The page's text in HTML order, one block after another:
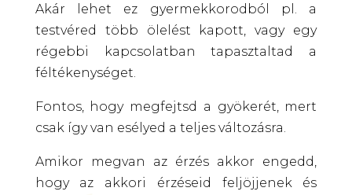
Akár lehet ez gyermekkorodból pl. a
testvéred több ölelést kapott, vagy egy
régebbi kapcsolatban tapasztaltad a
féltékenységet.
Fontos, hogy megfejtsd a gyökerét, mert
csak így van esélyed a teljes változásra.
Amikor megvan az érzés akkor engedd,
hogy az akkori érzéseid feljöjjenek és